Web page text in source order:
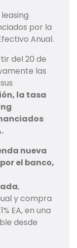
por la
Anual.
del 20 de
las
la tasa
nueva
el banco,
,
y compra
EA, en una
desde